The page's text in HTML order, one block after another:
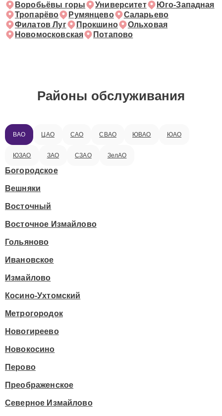
Воробьёвы горы
Университет
Юго-Западная
Тропарёво
Румянцево
Саларьево
Филатов Луг
Прокшино
Ольховая
Новомосковская
Потапово
Районы обслуживания
ВАО ЦАО САО СВАО ЮВАО ЮАО
ЮЗАО ЗАО СЗАО ЗелАО
Богородское
Вешняки
Восточный
Восточное Измайлово
Гольяново
Ивановское
Измайлово
Косино-Ухтомский
Метрогородок
Новогиреево
Новокосино
Перово
Преображенское
Северное Измайлово